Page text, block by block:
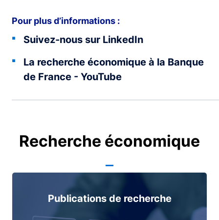
Pour plus d’informations :
Suivez-nous sur LinkedIn
La recherche économique à la Banque
de France - YouTube
Recherche économique
Publications de recherche